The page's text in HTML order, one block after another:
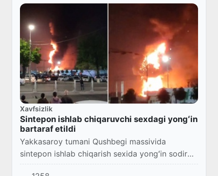
Xavfsizlik
Sintepon ishlab chiqaruvchi sexdagi yongʻin
bartaraf etildi
Yakkasaroy tumani Qushbegi massivida
sintepon ishlab chiqarish sexida yongʻin sodir
boʻldi.